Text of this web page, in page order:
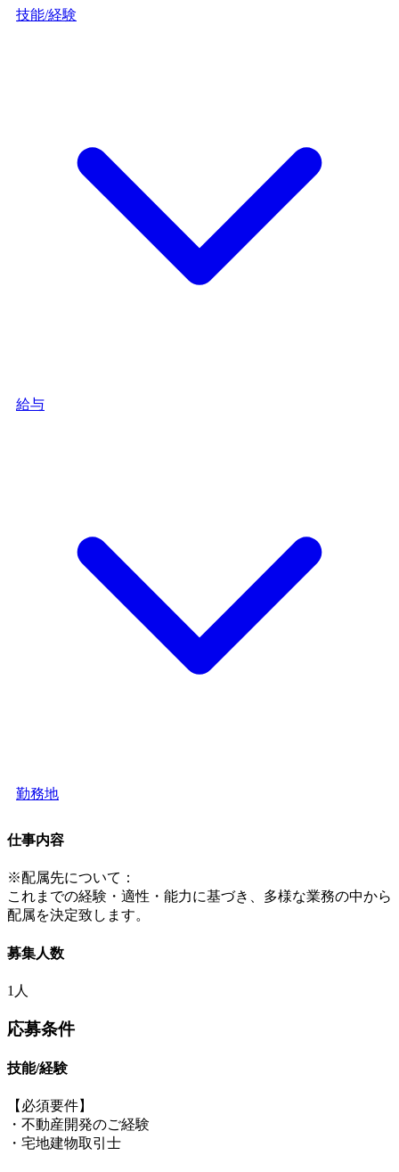
技能/経験
給与
勤務地
仕事内容
※配属先について：
これまでの経験・適性・能力に基づき、多様な業務の中から
配属を決定致します。
募集人数
1人
応募条件
技能/経験
【必須要件】
・不動産開発のご経験
・宅地建物取引士